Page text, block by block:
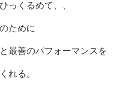
っくるめて、、
ために
最善のパフォーマンスを
れる。